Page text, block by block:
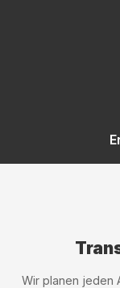
Wir planen jeden